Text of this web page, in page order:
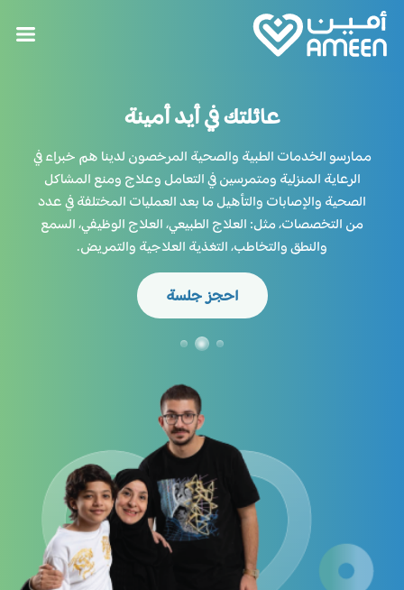
عائلتك في أيد أمينة
ممارسو الخدمات الطبية والصحية المرخصون لدينا هم خبراء في
الرعاية المنزلية ومتمرسين في التعامل وعلاج ومنع المشاكل
الصحية والإصابات والتأهيل ما بعد العمليات المختلفة في عدد
من التخصصات، مثل: العلاج الطبيعي، العلاج الوظيفي، السمع
والنطق والتخاطب، التغذية العلاجية والتمريض.
احجز جلسة